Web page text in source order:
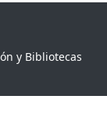
y Bibliotecas